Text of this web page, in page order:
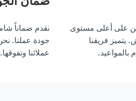
على أعلى مستوى
يتميز فريقنا
بالمواعيد.
نقدم ضماناً
جودة عملنا.
عملائنا وتفوقها.